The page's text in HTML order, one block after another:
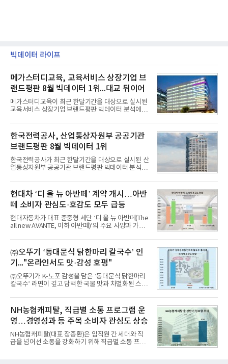
빅데이터 라이프
메가스터디교육, 교육서비스 상장기업 브
랜드평판 8월 빅데이터 1위...대교 뒤이어
메가스터디교육이 최근 한달기간을 대상으로 실시된
교육서비스 상장기업 브랜드평판 빅데이터 분석에서
일 한국기업평판연구소(소장 구창환)는 국내 교육서
비스 상장기업 브랜드를 대상으로 지난 7월 7일부터
8월 7일까지 수집된 소비자 빅데이터 10,074,233건
을 분석한 결과, 메가스터디교육이 브랜드평판지수
1,710,926을 기록하며 8월 1위에 올랐다고 밝혔다.
분석에 활용된 빅데이터는 지난 7월(9,491,206건) 대
비 6.14% 증가한 수치로, 교육서비스 상장기업 브랜
디교육, 대교, 디지
한국전력공사, 산업통상자원부 공공기관
브랜드평판 8월 빅데이터 1위
한국전력공사가 최근 한달기간을 대상으로 실시된 산
업통상자원부 공공기관 브랜드평판 빅데이터 분석에
이 순으로 뒤를 이었다.7일 한국기업평판연구소(소장
구창환)는 산업통상자원부 공공기관 41개 브랜드를
대상으로 지난 7월 7일부터 8월 7일까지 수집된 소비
자 빅데이터 91,102,549건을 분석한 결과, 한국전력
공사가 브랜드평판지수 10,670,633을 기록하며 8월
1위에 올랐다고 밝혔다. 분석에 활용된 빅데이터는 지
난 7월(88,893,823건) 대비 2.48% 증가한 수치다.연
수력원자력, 한국석
현대차 ‘디 올 뉴 아반떼’ 계약 개시…아반
떼 소비자 관심도·호감도 모두 급등
현대자동차가 대표 준중형 세단 ‘디 올 뉴 아반떼(The
all new AVANTE, 이하 아반떼)’의 주요 사양과 가격
떼는 6년 만에 선보이는 8세대 완전변경 모델로, ▲정
교한 선과 면을 중심으로 완성한 파격적인 디자인 ▲
과거 중형 세단 수준으로 확대된 차체 제원 ▲글로벌
최고 수준의 안전성 ▲성능과 효율을 동시에 높인 주
행 완성도 ▲첨단 편의 및 디지털 사양 적용 등을 통해
글로벌 준중형 세단의 새로운 기준을 세웠다.아반떼
는 가솔린 2.0과 1.6 하이브리드 두 가지 파워트레인
넘
㈜오뚜기 ‘동대문식 닭한마리 칼국수’ 인
기..."온라인서도 맛·감성 호평"
㈜오뚜기가 K-노포 감성을 담은 ‘동대문식 닭한마리
칼국수’ 라면이 깊고 담백한 국물 맛과 차별화된 스토
혔다.‘동대문식 닭한마리 칼국수’는 예상을 뛰어넘는
소비자 호응에 힘입어 지난 7월 13일 첫 선을 보인 지
단 18일 만에 누적 판매량 50만 개를 돌파하는 성과를
거두었다.이번 신제품은 개발진이 전국의 닭한마리
전문점을 직접 찾아 다니며 최적의 육수 비율을 완성
했다. 자극적이지 않으면서도 깊은 닭육수에 마늘의
개운한 풍미를 더했으며, 국물이 잘 배어들면서도 쫄
NH농협캐피탈, 직급별 소통 프로그램 운
영…경영성과 등 주목 소비자 관심도 상승
NH농협캐피탈(대표 장종환)은 임직원 간 세대와 직
급을 넘어선 소통을 강화하기 위해 직급별 소통 프로